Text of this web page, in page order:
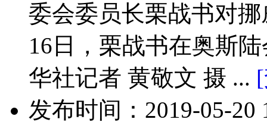
委会委员长栗战书对
16日，栗战书在奥斯
华社记者 黄敬文 摄 ...
发布时间：2019-05-20